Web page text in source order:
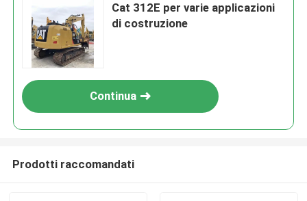
Cat 312E per varie applicazioni
di costruzione
Continua
Prodotti raccomandati